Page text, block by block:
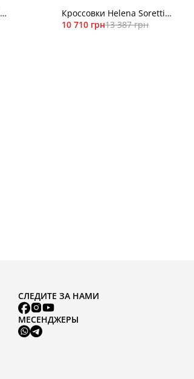
Кроссовки Helena Soretti
KURT 26/01
10 710 грн13 387 грн
СЛЕДИТЕ ЗА НАМИ
МЕСЕНДЖЕРЫ